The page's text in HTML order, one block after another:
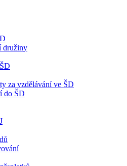
družiny
za vzdělávání ve ŠD
do ŠD